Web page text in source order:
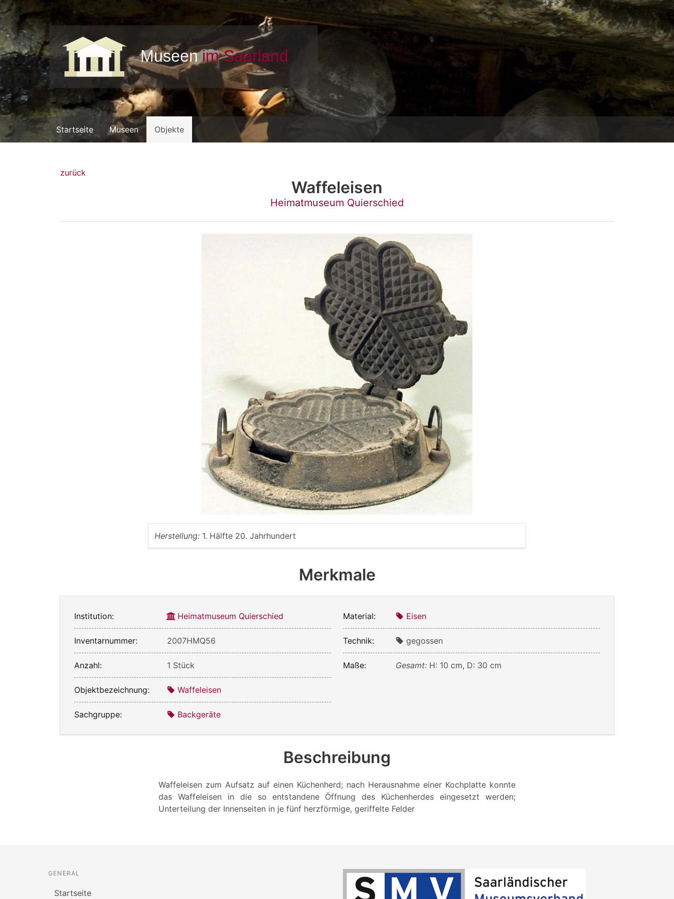
Startseite Museen Objekte
zurück
Waffeleisen
Heimatmuseum Quierschied
Herstellung: 1. Hälfte 20. Jahrhundert
Merkmale
Institution: Heimatmuseum Quierschied
Inventarnummer: 2007HMQ56
Anzahl: 1 Stück
Objektbezeichnung: Waffeleisen
Sachgruppe: Backgeräte
Material: Eisen
Technik: gegossen
Maße: Gesamt: H: 10 cm, D: 30 cm
Beschreibung
Waffeleisen zum Aufsatz auf einen Küchenherd; nach Herausnahme einer Kochplatte konnte
das Waffeleisen in die so entstandene Öffnung des Küchenherdes eingesetzt werden;
Unterteilung der Innenseiten in je fünf herzförmige, geriffelte Felder
GENERAL
Startseite